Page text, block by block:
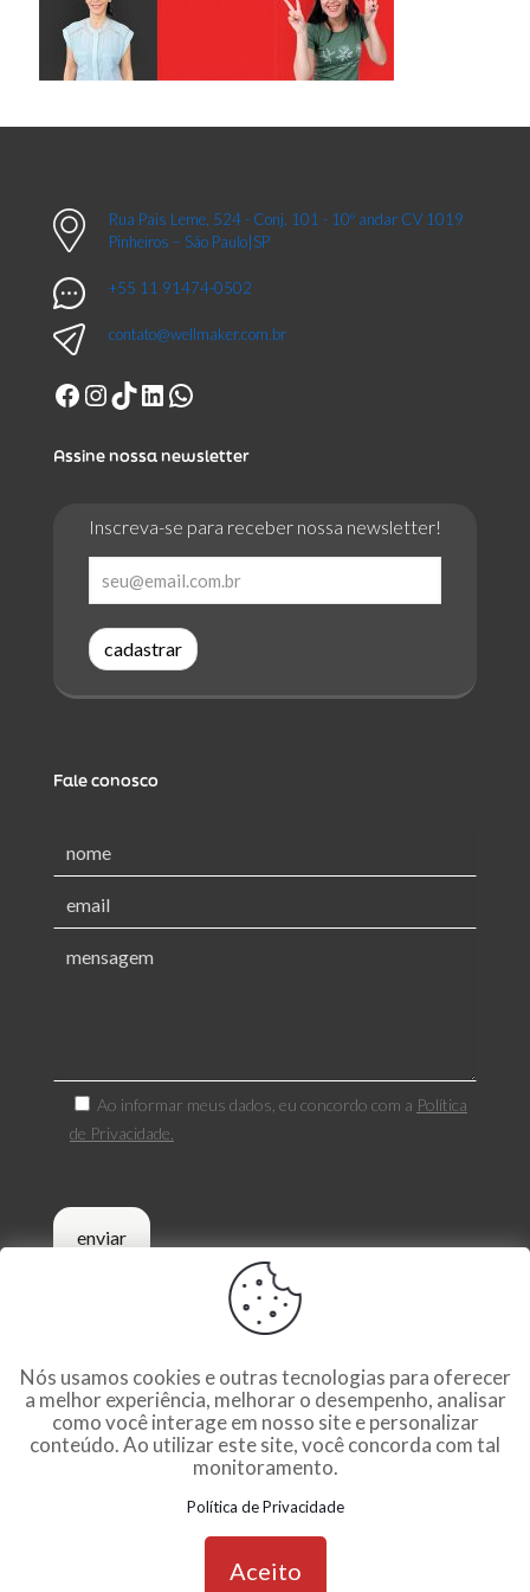
Rua Pais Leme, 524 - Conj. 101 - 10º andar CV 1019
Pinheiros – São Paulo|SP
+55 11 91474-0502
contato@wellmaker.com.br
Facebook
Instagram
TikTok
LinkedIn
WhatsApp
Assine nossa newsletter
Inscreva-se para receber nossa newsletter!
cadastrar
Fale conosco
Ao informar meus dados, eu concordo com a Política
de Privacidade.
©2026 wellmaker
Todos direitos reservados ▪Trabalhe conosco▪Política de
privacidade
Nós usamos cookies e outras tecnologias para oferecer
a melhor experiência, melhorar o desempenho, analisar
como você interage em nosso site e personalizar
conteúdo. Ao utilizar este site, você concorda com tal
monitoramento.
Política de Privacidade
Aceito